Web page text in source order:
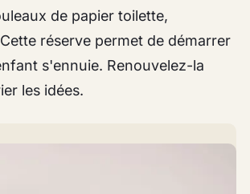
de papier toilette,
réserve permet de démarrer
s'ennuie. Renouvelez-la
les idées.